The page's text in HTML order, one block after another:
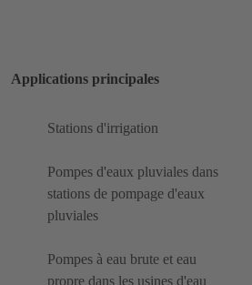
Applications principales
Stations d'irrigation
Pompes d'eaux pluviales dans
stations de pompage d'eaux
pluviales
Pompes à eau brute et eau
propre dans les usines d'eau